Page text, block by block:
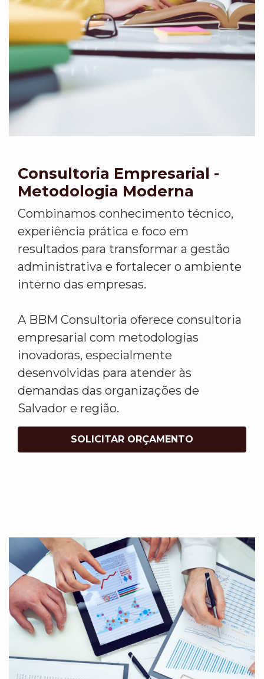
Consultoria Empresarial -
Metodologia Moderna
Combinamos conhecimento técnico,
experiência prática e foco em
resultados para transformar a gestão
administrativa e fortalecer o ambiente
interno das empresas.
A BBM Consultoria oferece consultoria
empresarial com metodologias
inovadoras, especialmente
desenvolvidas para atender às
demandas das organizações de
Salvador e região.
SOLICITAR ORÇAMENTO